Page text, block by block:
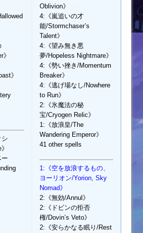
》
Oblivion》
4:《嵐追いの才
能/Stormchaser’s
Talent》
4:《望み無き悪
夢/Hopeless Nightmare》
4:《勢い挫き/Momentum
Breaker》
4:《逃げ場なし/Nowhere
to Run》
2:《氷魔法の秘
宝/Cryogen Relic》
1:《放浪皇/The
Wandering Emperor》
41 other spells
1:《空を放浪するもの、
ヨーリオン/Yorion, Sky
Nomad》
2:《無効/Annul》
2:《ドビンの拒否
権/Dovin’s Veto》
2:《安らかなる眠り/Rest